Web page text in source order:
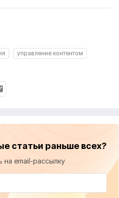
управление контентом
статьи раньше всех?
на email-рассылку